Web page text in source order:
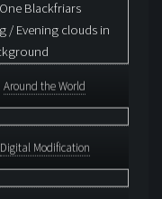
Around the World
Digital Modification